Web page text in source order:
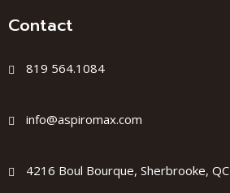
Contact
819 564.1084
info@aspiromax.com
4216 Boul Bourque, Sherbrooke, QC